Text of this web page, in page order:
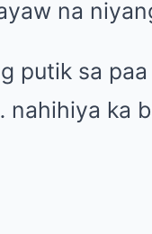
na
putik sa
ka